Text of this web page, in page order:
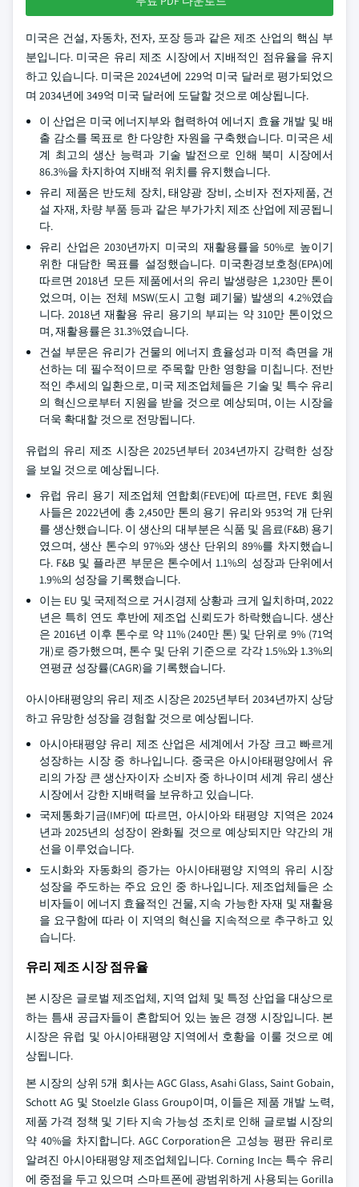
미국은 건설, 자동차, 전자, 포장 등과 같은 제조 산업의 핵심 부
분입니다. 미국은 유리 제조 시장에서 지배적인 점유율을 유지
하고 있습니다. 미국은 2024년에 229억 미국 달러로 평가되었으
며 2034년에 349억 미국 달러에 도달할 것으로 예상됩니다.
이 산업은 미국 에너지부와 협력하여 에너지 효율 개발 및 배
출 감소를 목표로 한 다양한 자원을 구축했습니다. 미국은 세
계 최고의 생산 능력과 기술 발전으로 인해 북미 시장에서
86.3%을 차지하여 지배적 위치를 유지했습니다.
유리 제품은 반도체 장치, 태양광 장비, 소비자 전자제품, 건
설 자재, 차량 부품 등과 같은 부가가치 제조 산업에 제공됩니
다.
유리 산업은 2030년까지 미국의 재활용률을 50%로 높이기
위한 대담한 목표를 설정했습니다. 미국환경보호청(EPA)에
따르면 2018년 모든 제품에서의 유리 발생량은 1,230만 톤이
었으며, 이는 전체 MSW(도시 고형 폐기물) 발생의 4.2%였습
니다. 2018년 재활용 유리 용기의 부피는 약 310만 톤이었으
며, 재활용률은 31.3%였습니다.
건설 부문은 유리가 건물의 에너지 효율성과 미적 측면을 개
선하는 데 필수적이므로 주목할 만한 영향을 미칩니다. 전반
적인 추세의 일환으로, 미국 제조업체들은 기술 및 특수 유리
의 혁신으로부터 지원을 받을 것으로 예상되며, 이는 시장을
더욱 확대할 것으로 전망됩니다.
유럽의 유리 제조 시장은 2025년부터 2034년까지 강력한 성장
을 보일 것으로 예상됩니다.
유럽 유리 용기 제조업체 연합회(FEVE)에 따르면, FEVE 회원
사들은 2022년에 총 2,450만 톤의 용기 유리와 953억 개 단위
를 생산했습니다. 이 생산의 대부분은 식품 및 음료(F&B) 용기
였으며, 생산 톤수의 97%와 생산 단위의 89%를 차지했습니
다. F&B 및 플라콘 부문은 톤수에서 1.1%의 성장과 단위에서
1.9%의 성장을 기록했습니다.
이는 EU 및 국제적으로 거시경제 상황과 크게 일치하며, 2022
년은 특히 연도 후반에 제조업 신뢰도가 하락했습니다. 생산
은 2016년 이후 톤수로 약 11% (240만 톤) 및 단위로 9% (71억
개)로 증가했으며, 톤수 및 단위 기준으로 각각 1.5%와 1.3%의
연평균 성장률(CAGR)을 기록했습니다.
아시아태평양의 유리 제조 시장은 2025년부터 2034년까지 상당
하고 유망한 성장을 경험할 것으로 예상됩니다.
아시아태평양 유리 제조 산업은 세계에서 가장 크고 빠르게
성장하는 시장 중 하나입니다. 중국은 아시아태평양에서 유
리의 가장 큰 생산자이자 소비자 중 하나이며 세계 유리 생산
시장에서 강한 지배력을 보유하고 있습니다.
국제통화기금(IMF)에 따르면, 아시아와 태평양 지역은 2024
년과 2025년의 성장이 완화될 것으로 예상되지만 약간의 개
선을 이루었습니다.
도시화와 자동화의 증가는 아시아태평양 지역의 유리 시장
성장을 주도하는 주요 요인 중 하나입니다. 제조업체들은 소
비자들이 에너지 효율적인 건물, 지속 가능한 자재 및 재활용
을 요구함에 따라 이 지역의 혁신을 지속적으로 추구하고 있
습니다.
유리 제조 시장 점유율
본 시장은 글로벌 제조업체, 지역 업체 및 특정 산업을 대상으로
하는 틈새 공급자들이 혼합되어 있는 높은 경쟁 시장입니다. 본
시장은 유럽 및 아시아태평양 지역에서 호황을 이룰 것으로 예
상됩니다.
본 시장의 상위 5개 회사는 AGC Glass, Asahi Glass, Saint Gobain,
Schott AG 및 Stoelzle Glass Group이며, 이들은 제품 개발 노력,
제품 가격 정책 및 기타 지속 가능성 조치로 인해 글로벌 시장의
약 40%을 차지합니다. AGC Corporation은 고성능 평판 유리로
알려진 아시아태평양 제조업체입니다. Corning Inc는 특수 유리
에 중점을 두고 있으며 스마트폰에 광범위하게 사용되는 Gorilla